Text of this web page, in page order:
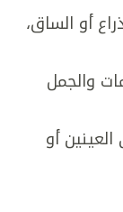
أو الساق،
والجمل
أو